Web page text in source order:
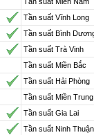
Tần suất Vĩnh Long
Tần suất Bình
Tần suất Trà Vinh
Tần suất Miền Bắc
Tần suất Hải Phòng
Tần suất Miền Trung
Tần suất Gia Lai
Tần suất Ninh Thuận